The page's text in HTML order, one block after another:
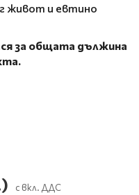
живот и евтино
за общата дължина
с вкл. ДДС